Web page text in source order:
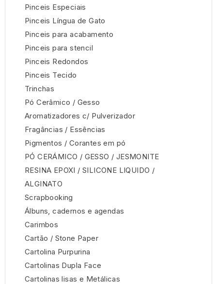
Pinceis Especiais
Pinceis Língua de Gato
Pinceis para acabamento
Pinceis para stencil
Pinceis Redondos
Pinceis Tecido
Trinchas
Pó Cerâmico / Gesso
Aromatizadores c/ Pulverizador
Fragâncias / Essências
Pigmentos / Corantes em pó
PÓ CERÁMICO / GESSO / JESMONITE
RESINA EPOXI / SILICONE LIQUIDO /
ALGINATO
Scrapbooking
Álbuns, cadernos e agendas
Carimbos
Cartão / Stone Paper
Cartolina Purpurina
Cartolinas Dupla Face
Cartolinas lisas e Metálicas